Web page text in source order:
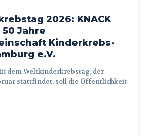
2026: KNACK
50 Jahre
Kinderkrebs-
e.V.
stattfindet, soll die Öffentlichkeit